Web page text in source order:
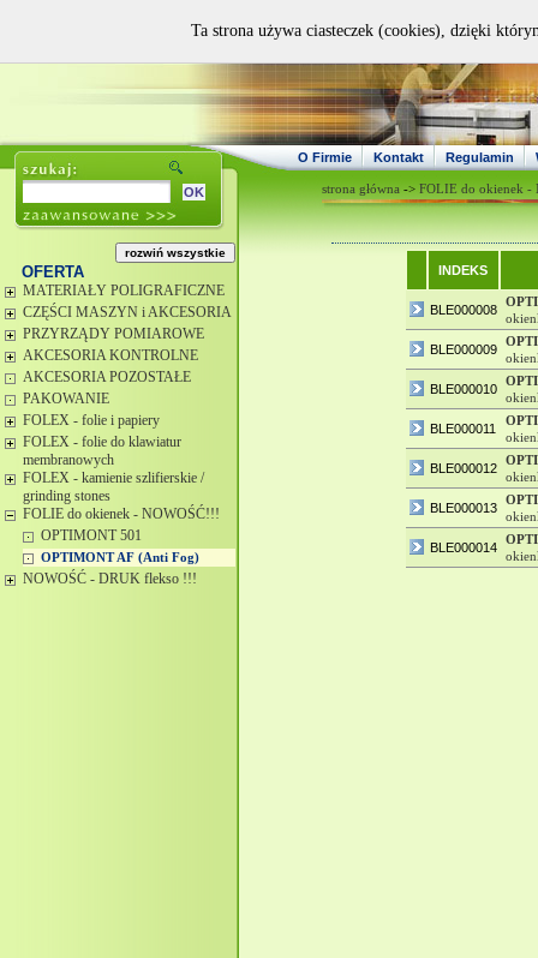
O Firmie Kontakt Regulamin
OFERTA
MATERIAŁY POLIGRAFICZNE
CZĘŚCI MASZYN i AKCESORIA
PRZYRZĄDY POMIAROWE
AKCESORIA KONTROLNE
AKCESORIA POZOSTAŁE
PAKOWANIE
FOLEX - folie i papiery
FOLEX - folie do klawiatur
membranowych
FOLEX - kamienie szlifierskie /
grinding stones
FOLIE do okienek - NOWOŚĆ!!!
OPTIMONT 501
OPTIMONT AF (Anti Fog)
NOWOŚĆ - DRUK flekso !!!
strona główna -> FOLIE do okienek -
INDEKS
BLE000008
BLE000009
BLE000010
BLE000011
BLE000012
BLE000013
BLE000014
Ta strona używa ciasteczek (cookies), dzięki